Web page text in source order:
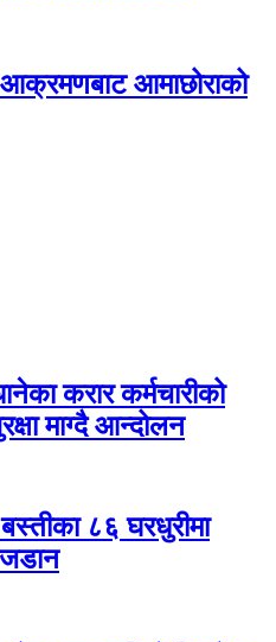
आक्रमणबाट आमाछोराको
करार कर्मचारीको
माग्दै आन्दोलन
८६ घरधुरीमा
जडान